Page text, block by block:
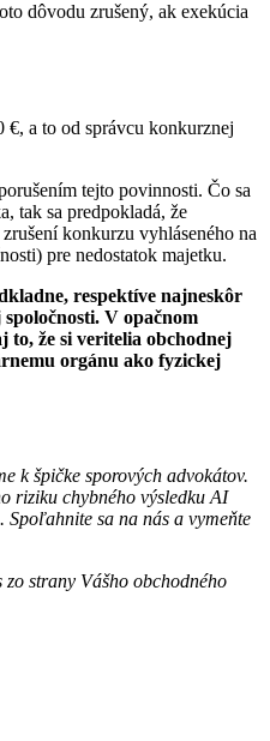
dôvodu zrušený, ak exekúcia
€, a to od správcu konkurznej
tejto povinnosti. Čo sa
tak sa predpokladá, že
konkurzu vyhláseného na
pre nedostatok majetku.
respektíve najneskôr
V opačnom
to, že si veritelia obchodnej
orgánu ako fyzickej
k špičke sporových advokátov.
riziku chybného výsledku AI
sa na nás a vymeňte
strany Vášho obchodného